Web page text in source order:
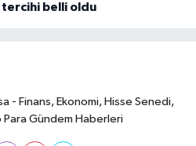
tercihi belli oldu
- Finans, Ekonomi, Hisse Senedi,
Para Gündem Haberleri